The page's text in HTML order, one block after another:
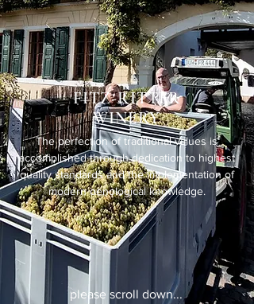
FITZ-RITTER
WINERY
The perfection of traditional values is
accomplished through dedication to highest
quality standards and the implementation of
modern oenological knowledge.
please scroll down...